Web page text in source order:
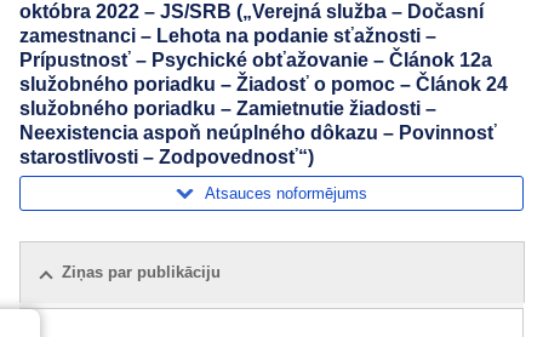
októbra 2022 – JS/SRB („Verejná služba – Dočasní
zamestnanci – Lehota na podanie sťažnosti –
Prípustnosť – Psychické obťažovanie – Článok 12a
služobného poriadku – Žiadosť o pomoc – Článok 24
služobného poriadku – Zamietnutie žiadosti –
Neexistencia aspoň neúplného dôkazu – Povinnosť
starostlivosti – Zodpovednosť“)
Atsauces noformējums
Ziņas par publikāciju